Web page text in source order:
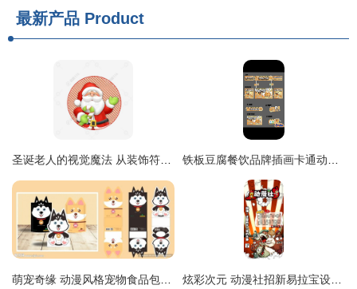
最新产品 Product